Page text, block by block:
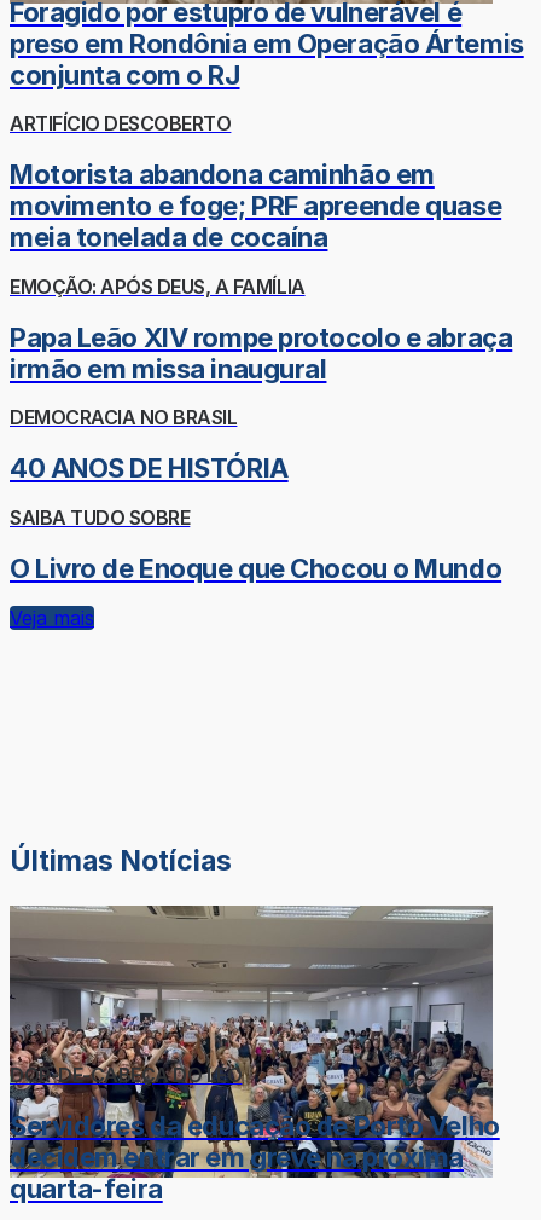
Foragido por estupro de vulnerável é
preso em Rondônia em Operação Ártemis
conjunta com o RJ
ARTIFÍCIO DESCOBERTO
Motorista abandona caminhão em
movimento e foge; PRF apreende quase
meia tonelada de cocaína
EMOÇÃO: APÓS DEUS, A FAMÍLIA
Papa Leão XIV rompe protocolo e abraça
irmão em missa inaugural
DEMOCRACIA NO BRASIL
40 ANOS DE HISTÓRIA
SAIBA TUDO SOBRE
O Livro de Enoque que Chocou o Mundo
Veja mais
Últimas Notícias
DOR-DE-CABEÇA DO LÉO
Servidores da educação de Porto Velho
decidem entrar em greve na próxima
quarta-feira